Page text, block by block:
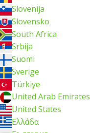
Slovenija
Slovensko
South Africa
Srbija
Suomi
Sverige
Türkiye
United Arab Emirates
United States
Ελλάδα